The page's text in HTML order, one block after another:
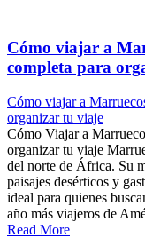
Cómo viajar a
completa para
Cómo viajar a
organizar tu viaje
Cómo Viajar a
organizar tu viaje
del norte de África. Su
paisajes desérticos y
ideal para quienes
año más viajeros de
Read More